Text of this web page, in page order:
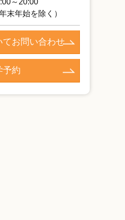
～20:00
末年始を除く）
てお問い合わせ
予約